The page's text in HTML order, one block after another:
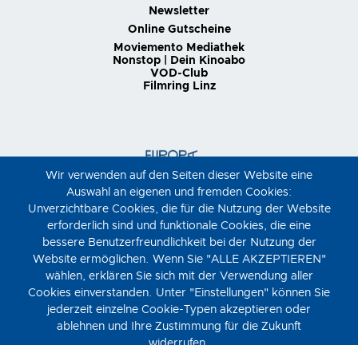
Newsletter
Online Gutscheine
Moviemento Mediathek
Nonstop | Dein Kinoabo
VOD-Club
Filmring Linz
Wir verwenden auf den Seiten dieser Website eine
Auswahl an eigenen und fremden Cookies:
Unverzichtbare Cookies, die für die Nutzung der Website
erforderlich sind und funktionale Cookies, die eine
bessere Benutzerfreundlichkeit bei der Nutzung der
Website ermöglichen. Wenn Sie "ALLE AKZEPTIEREN"
wählen, erklären Sie sich mit der Verwendung aller
Cookies einverstanden. Unter "Einstellungen" können Sie
jederzeit einzelne Cookie-Typen akzeptieren oder
ablehnen und Ihre Zustimmung für die Zukunft